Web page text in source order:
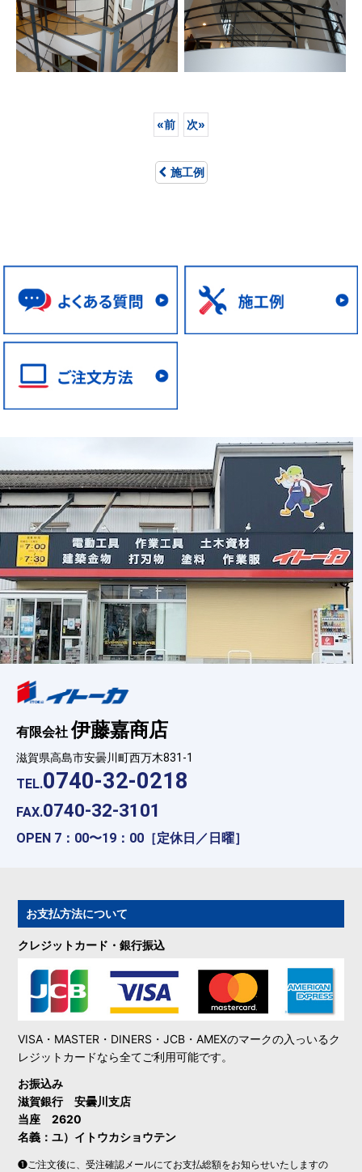
«前 次»
施工例
有限会社伊藤嘉商店
滋賀県高島市安曇川町西万木831-1
TEL.0740-32-0218
FAX.0740-32-3101
OPEN 7：00〜19：00［定休日／日曜］
お支払方法について
クレジットカード・銀行振込
VISA・MASTER・DINERS・JCB・AMEXのマークの入っいるク
レジットカードなら全てご利用可能です。
お振込み
滋賀銀行 安曇川支店
当座 2620
名義：ユ）イトウカショウテン
❶ご注文後に、受注確認メールにてお支払総額をお知らせいたしますの